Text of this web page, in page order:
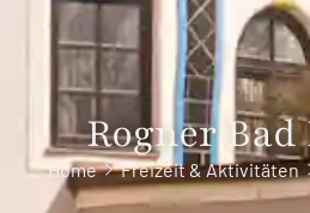
Rogner
Home Freizeit & Aktivitäten